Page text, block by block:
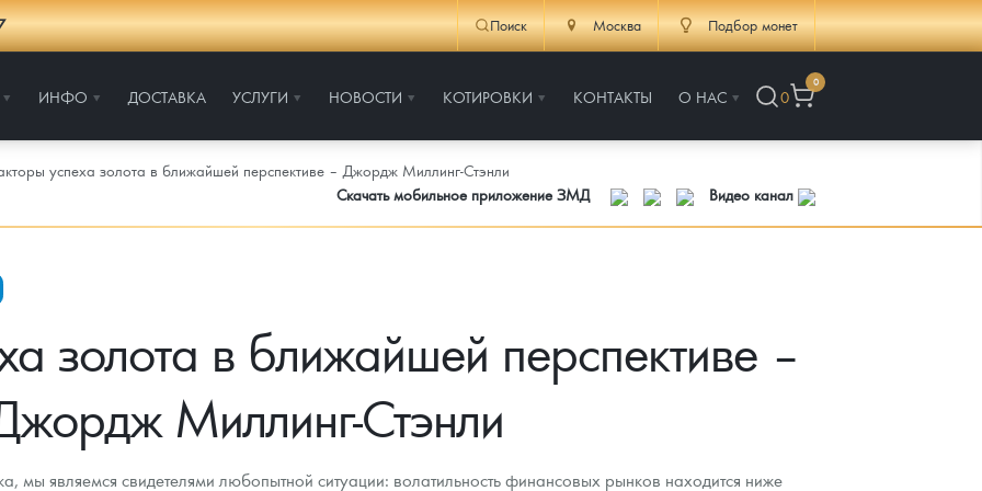
Поиск Москва Подбор монет
ИНФО ДОСТАВКА УСЛУГИ НОВОСТИ КОТИРОВКИ КОНТАКТЫ О НАС 0
0
успеха золота в ближайшей перспективе – Джордж Миллинг-Стэнли
Скачать мобильное приложение ЗМД
Видео канал
золота в ближайшей перспективе –
Миллинг-Стэнли
мы являемся свидетелями любопытной ситуации: волатильность финансовых рынков находится ниже